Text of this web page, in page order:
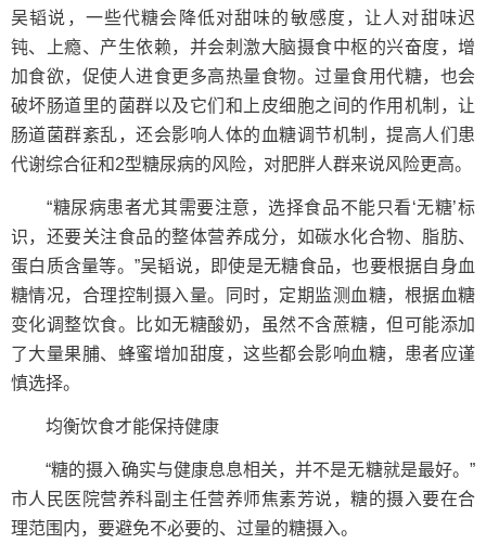
吴韬说，一些代糖会降低对甜味的敏感度，让人对甜味迟
钝、上瘾、产生依赖，并会刺激大脑摄食中枢的兴奋度，增
加食欲，促使人进食更多高热量食物。过量食用代糖，也会
破坏肠道里的菌群以及它们和上皮细胞之间的作用机制，让
肠道菌群紊乱，还会影响人体的血糖调节机制，提高人们患
代谢综合征和2型糖尿病的风险，对肥胖人群来说风险更高。
“糖尿病患者尤其需要注意，选择食品不能只看‘无糖’标
识，还要关注食品的整体营养成分，如碳水化合物、脂肪、
蛋白质含量等。”吴韬说，即使是无糖食品，也要根据自身血
糖情况，合理控制摄入量。同时，定期监测血糖，根据血糖
变化调整饮食。比如无糖酸奶，虽然不含蔗糖，但可能添加
了大量果脯、蜂蜜增加甜度，这些都会影响血糖，患者应谨
慎选择。
均衡饮食才能保持健康
“糖的摄入确实与健康息息相关，并不是无糖就是最好。”
市人民医院营养科副主任营养师焦素芳说，糖的摄入要在合
理范围内，要避免不必要的、过量的糖摄入。